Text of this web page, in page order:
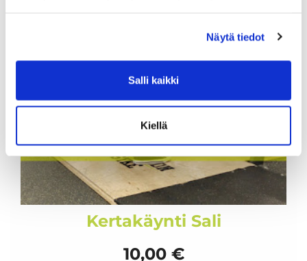
Näytä tiedot
Salli kaikki
Kiellä
Kertakäynti Sali
10,00 €